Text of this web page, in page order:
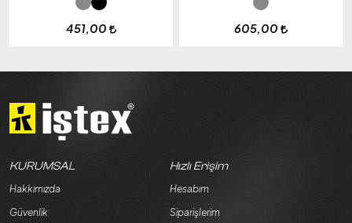
451,00 605,00
KURUMSAL
Hakkımızda
Güvenlik
Hızlı Erişim
Hesabım
Siparişlerim